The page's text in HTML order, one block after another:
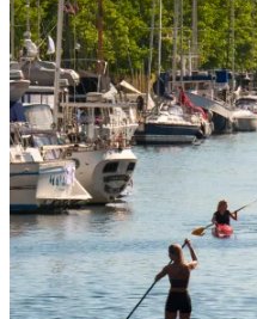
Aktiviteter
Spis & drik
Områder
Planlæg din tur
CopenPay
Copenhagen Card